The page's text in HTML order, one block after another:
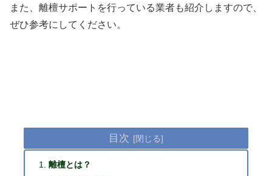
また、離檀サポートを行っている業者も紹介しますので、
ぜひ参考にしてください。
目次
離檀とは？